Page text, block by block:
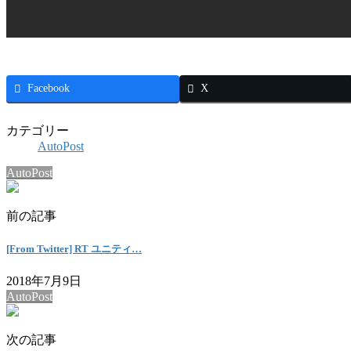
Facebook X
カテゴリー
AutoPost
AutoPost
前の記事
[From Twitter] RT ユニティ…
2018年7月9日
AutoPost
次の記事